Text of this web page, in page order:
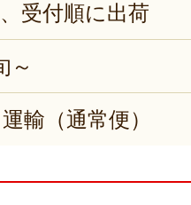
受付順に出荷
～
輸（通常便）